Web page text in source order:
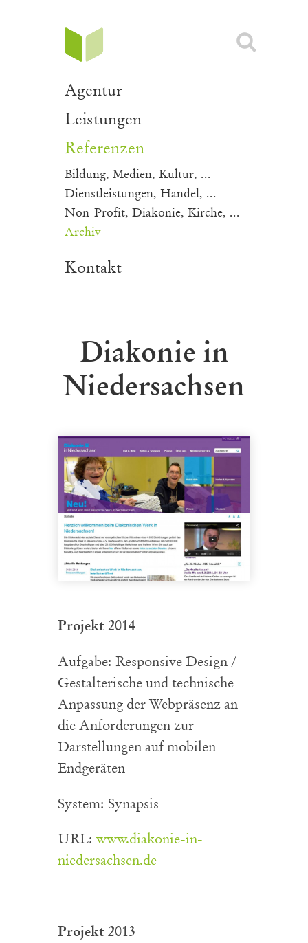
Agentur
Partner
Leistungen
Synapsis CMS
Referenzen
Bildung, Medien, Kultur, ...
Dienstleistungen, Handel, ...
Non-Profit, Diakonie, Kirche, ...
Archiv
Kontakt
Datenschutzerklärung
Diakonie in
Niedersachsen
Projekt 2014
Aufgabe: Responsive Design /
Gestalterische und technische
Anpassung der Webpräsenz an
die Anforderungen zur
Darstellungen auf mobilen
Endgeräten
System: Synapsis
URL: www.diakonie-in-
niedersachsen.de
Projekt 2013